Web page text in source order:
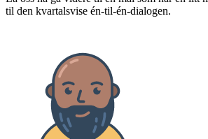
til den kvartalsvise én-til-én-dialogen.